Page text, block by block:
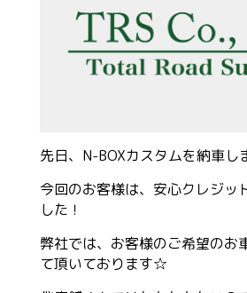
先日、N-BOXカスタムを納車し
今回のお客様は、安心クレジッ
した！
弊社では、お客様のご希望のお
て頂いております☆